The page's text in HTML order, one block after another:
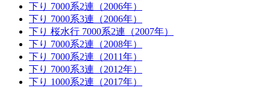
下り 7000系2連（2006年）
下り 7000系3連（2006年）
下り 桜水行 7000系2連（2007年）
下り 7000系2連（2008年）
下り 7000系2連（2011年）
下り 7000系3連（2012年）
下り 1000系2連（2017年）